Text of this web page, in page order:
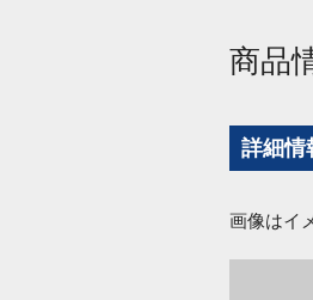
商品
詳細情
画像はイ